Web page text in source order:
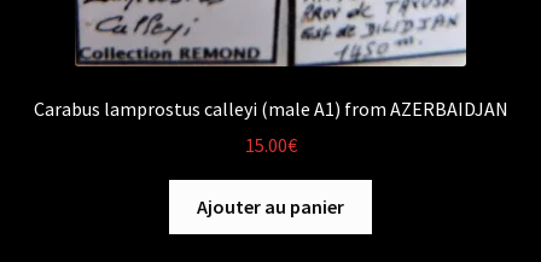
Carabus lamprostus calleyi (male A1) from AZERBAIDJAN
15.00€
Ajouter au panier